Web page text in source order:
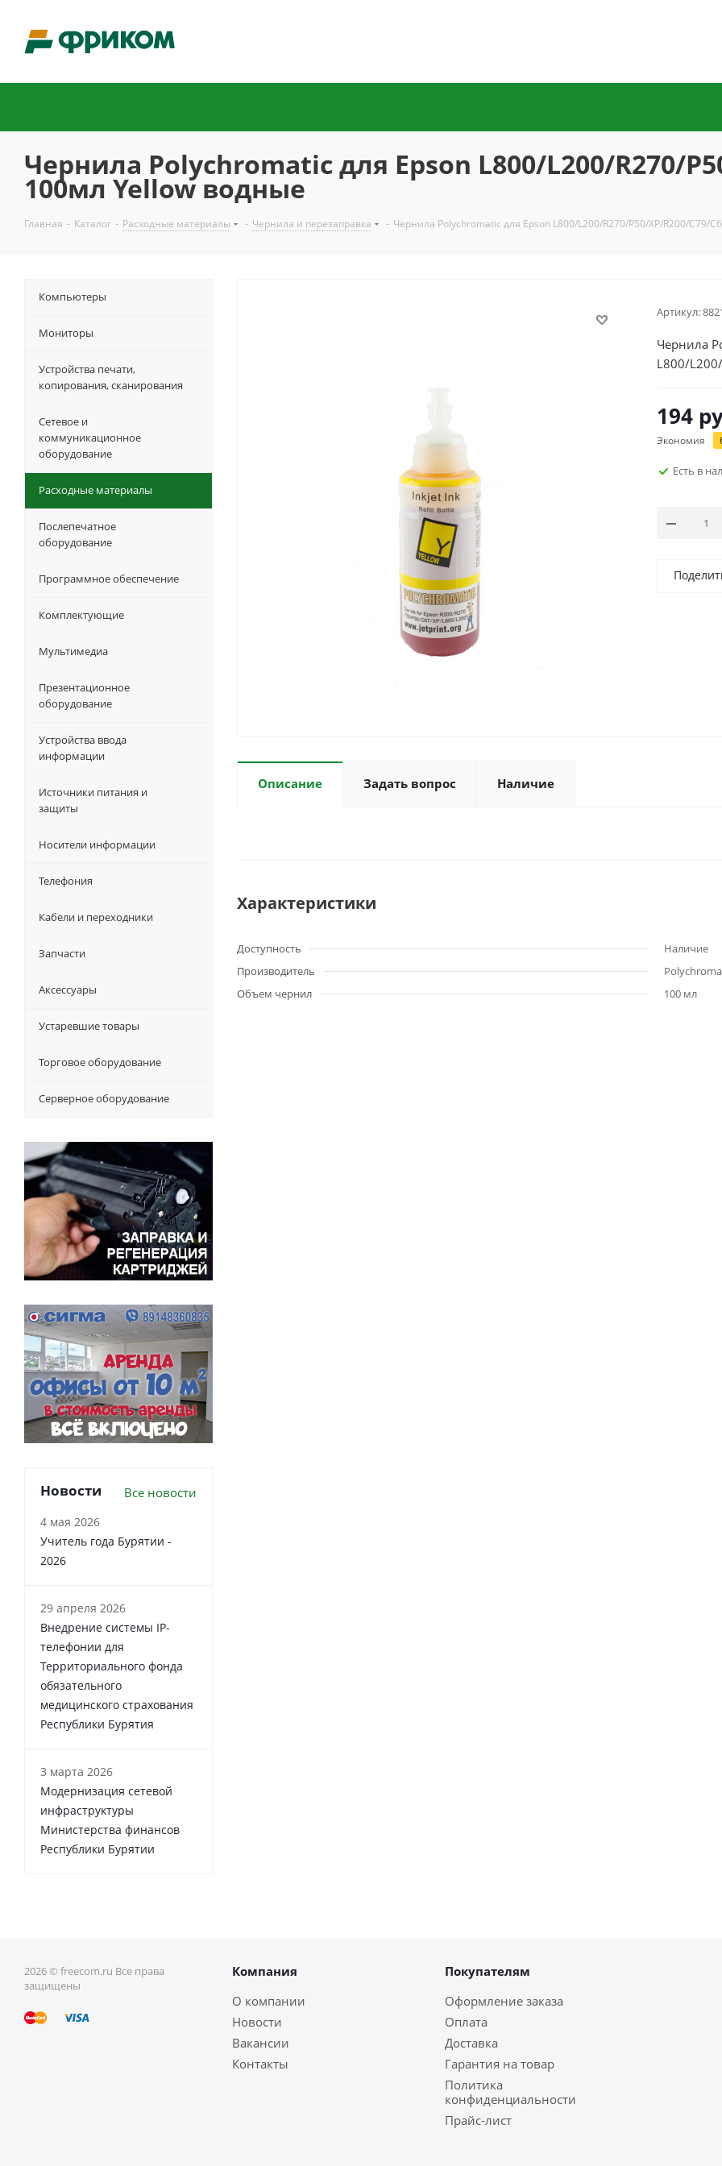
Чернила Polychromatic для Epson L800/L200/R270/
100мл Yellow водные
Главная - Каталог - Расходные материалы - Чернила и перезаправка - Чернила Polychromatic для Epson L800/L200/R270/P50/XP/R200/C79/
Артикул:
Чернила
L800/
194
Экономия
Есть в
Описание Задать вопрос Наличие
Характеристики
Доступность
Наличие
Производитель
Объем чернил
100 мл
Компьютеры
Мониторы
Устройства печати,
копирования, сканирования
Сетевое и
коммуникационное
оборудование
Расходные материалы
Послепечатное
оборудование
Программное обеспечение
Комплектующие
Мультимедиа
Презентационное
оборудование
Устройства ввода
информации
Источники питания и
защиты
Носители информации
Телефония
Кабели и переходники
Запчасти
Аксессуары
Устаревшие товары
Торговое оборудование
Серверное оборудование
Новости Все новости
4 мая 2026
Учитель года Бурятии -
2026
29 апреля 2026
Внедрение системы IP-
телефонии для
Территориального фонда
обязательного
медицинского страхования
Республики Бурятия
3 марта 2026
Модернизация сетевой
инфраструктуры
Министерства финансов
Республики Бурятии
2026 © freecom.ru Все права
защищены
Компания
О компании
Новости
Вакансии
Контакты
Покупателям
Оформление заказа
Оплата
Доставка
Гарантия на товар
Политика
конфиденциальности
Прайс-лист